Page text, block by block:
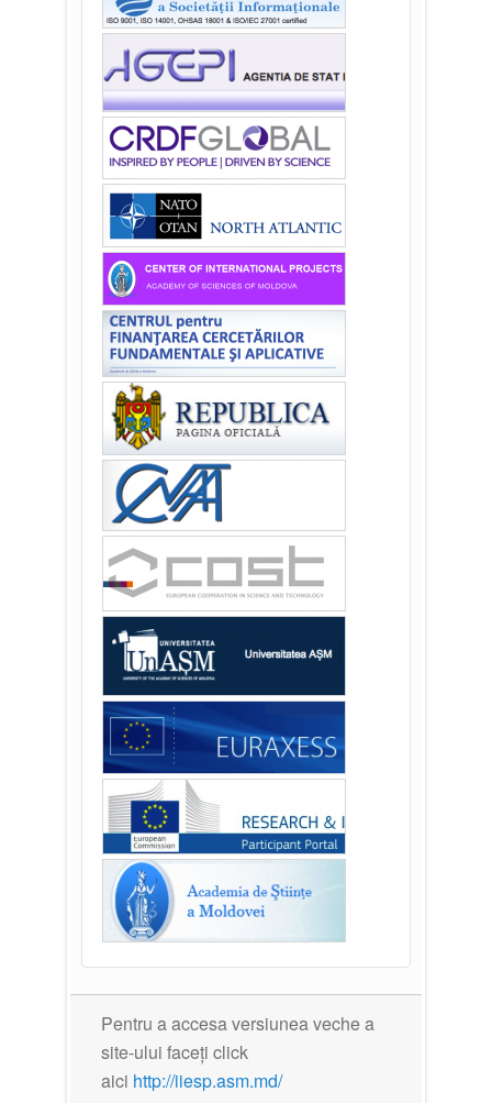
Pentru a accesa versiunea veche a
site-ului faceți click
aici http://iiesp.asm.md/